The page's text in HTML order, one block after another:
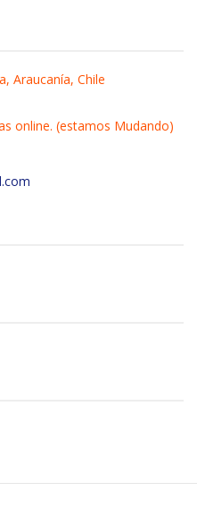
Araucanía, Chile
online. (estamos Mudando)